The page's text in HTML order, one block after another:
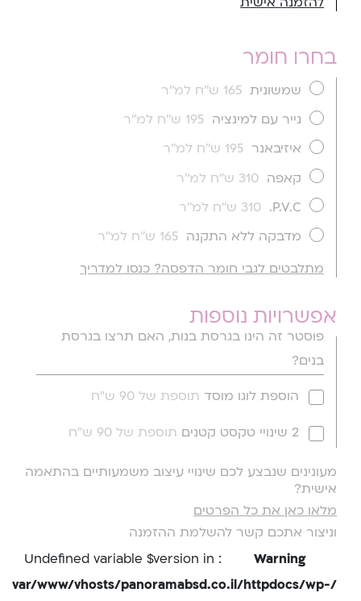
בחרו חומר
שמשונית 165 ש''ח למ''ר
נייר עם למינציה 195 ש''ח למ''ר
איזיבאנר 195 ש''ח למ''ר
קאפה 310 ש''ח למ''ר
P.V.C.
310 ש''ח למ''ר
מדבקה ללא התקנה 165 ש''ח למ''ר
מתלבטים לגבי חומר הדפסה? כנסו למדריך
אפשרויות נוספות
פוסטר זה הינו בגרסת בנות, האם תרצו בגרסת
בנים?
הוספת לוגו מוסד תוספת של 90 ש"ח
2 שינויי טקסט קטנים תוספת של 90 ש"ח
מעונינים שנבצע לכם שינויי עיצוב משמעותיים בהתאמה
אישית?
מלאו כאן את כל הפרטים
וניצור אתכם קשר להשלמת ההזמנה
Warning
: Undefined variable $version in
/var/www/vhosts/panoramabsd.co.il/httpdocs/wp-